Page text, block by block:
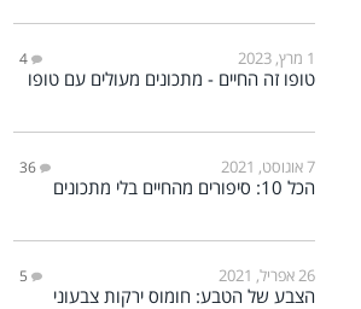
1 מרץ, 2023 4
טופו זה החיים - מתכונים מעולים עם טופו
7 אוגוסט, 2021 36
הכל 10: סיפורים מהחיים בלי מתכונים
26 אפריל, 2021 5
הצבע של הטבע: חומוס ירקות צבעוני